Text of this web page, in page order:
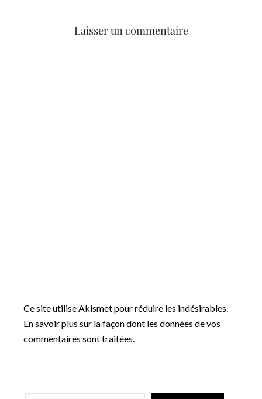
Laisser un commentaire
Ce site utilise Akismet pour réduire les indésirables.
En savoir plus sur la façon dont les données de vos
commentaires sont traitées.